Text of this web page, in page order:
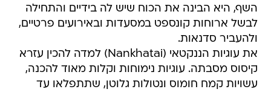
השף, היא הבינה את הכוח שיש לה בידיים והתחילה
לבשל ארוחות קונספט במסעדות ובאירועים פרטיים,
ולהעביר סדנאות.
את עוגיות הננקטאי (Nankhatai) למדה להכין עזרא
קיסוס מסבתה. עוגיות נימוחות וקלות מאוד להכנה,
עשויות קמח חומוס ונטולות גלוטן, שתתפלאו עד